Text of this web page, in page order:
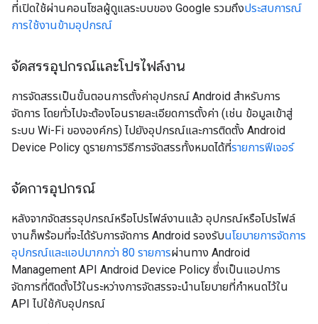
ที่เปิดใช้ผ่านคอนโซลผู้ดูแลระบบของ Google รวมถึงประสบการณ์
การใช้งานข้ามอุปกรณ์
จัดสรรอุปกรณ์และโปรไฟล์งาน
การจัดสรรเป็นขั้นตอนการตั้งค่าอุปกรณ์ Android สำหรับการ
จัดการ โดยทั่วไปจะต้องโอนรายละเอียดการตั้งค่า (เช่น ข้อมูลเข้าสู่
ระบบ Wi-Fi ขององค์กร) ไปยังอุปกรณ์และการติดตั้ง Android
Device Policy ดูรายการวิธีการจัดสรรทั้งหมดได้ที่รายการฟีเจอร์
จัดการอุปกรณ์
หลังจากจัดสรรอุปกรณ์หรือโปรไฟล์งานแล้ว อุปกรณ์หรือโปรไฟล์
งานก็พร้อมที่จะได้รับการจัดการ Android รองรับนโยบายการจัดการ
อุปกรณ์และแอปมากกว่า 80 รายการผ่านทาง Android
Management API Android Device Policy ซึ่งเป็นแอปการ
จัดการที่ติดตั้งไว้ในระหว่างการจัดสรรจะนำนโยบายที่กำหนดไว้ใน
API ไปใช้กับอุปกรณ์